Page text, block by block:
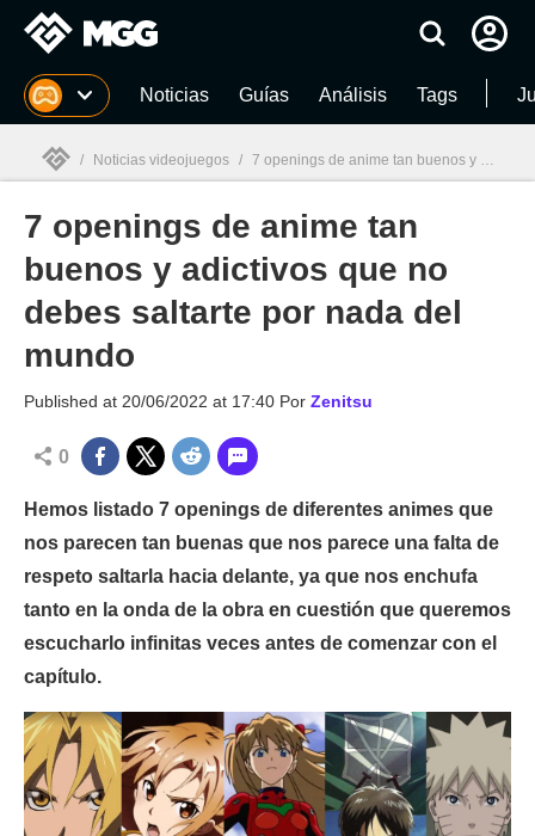
MGG Noticias Guías Análisis Tags
MGG
/ Noticias videojuegos / 7 openings de anime tan buenos y adictivos que no debes saltarte por nada del mundo
7 openings de anime tan
buenos y adictivos que no
debes saltarte por nada del
mundo
Published at 20/06/2022 at 17:40 Por Zenitsu
0
Hemos listado 7 openings de diferentes animes que
nos parecen tan buenas que nos parece una falta de
respeto saltarla hacia delante, ya que nos enchufa
tanto en la onda de la obra en cuestión que queremos
escucharlo infinitas veces antes de comenzar con el
capítulo.